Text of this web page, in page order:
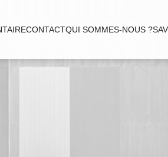
CONTACTQUI SOMMES-NOUS ?